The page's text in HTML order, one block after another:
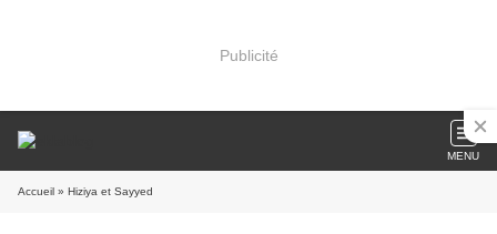
Publicité
MENU
Accueil » Hiziya et Sayyed